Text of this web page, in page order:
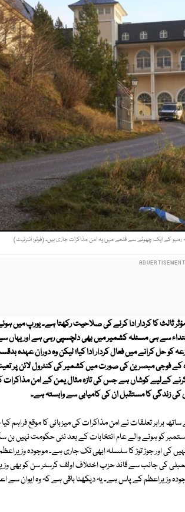
کے ایک چھوٹے سے قلعے میں یہ امن مذاکرات جاری ہیں۔ (فوٹو: انٹرنیٹ)
ثالث کا کردار ادا کرنے کی صلاحیت رکھتا ہے۔ یورپ میں
سے ہی مسئلہ کشمیر میں بھی دلچسپی رہی ہے اور یہاں
حل کرانے میں فعال کردار ادا کیا؛ لیکن وہ دوران عہدہ
فوجی مبصرین کی صورت میں کشمیر کی کنٹرول لائن پر
کےلیے کوشاں ہے جس کی تازہ مثال یمن کے امن مذاکرات
کی زندگی کا مستقبل ان کی کامیابی سے وابستہ ہے۔
برابر تعلقات نے امن مذاکرات کی میزبانی کا موقع فراہم
حالانکہ اس وقت خود سویڈن میں حکومت سازی تعطل کا شکار ہے۔ اس سال 9 ستمبر کو ہونے والے عام انتخابات کے بعد نئی حکومت
اور جوڑ توڑ کا سلسلہ ابھی تک جاری ہے۔ موجودہ
کی جانب سے قائد حزب اختلاف اولف کرسٹر سن کو بھی
وزیراعظم کے پاس ہے۔ یہ دیکھنا باقی ہے کہ وہ ایوان سے